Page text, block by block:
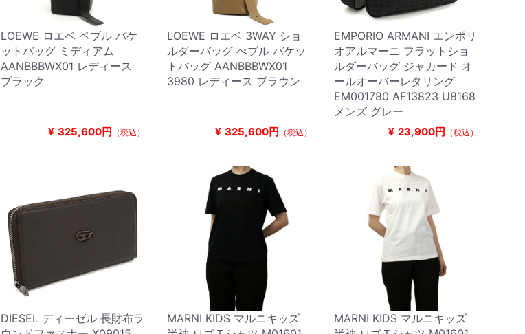
LOEWE ロエベ ペブル バケ
ットバッグ ミディアム
AANBBBWX01 レディース
ブラック
¥ 325,600円 （税込）
LOEWE ロエベ 3WAY ショ
ルダーバッグ ぺブル バケッ
トバッグ AANBBBWX01
3980 レディース ブラウン
¥ 325,600円 （税込）
EMPORIO ARMANI エンポリ
オアルマーニ フラットショ
ルダーバッグ ジャカード オ
ールオーバーレタリング
EM001780 AF13823 U8168
メンズ グレー
¥ 23,900円 （税込）
DIESEL ディーゼル 長財布ラ
MARNI KIDS マルニキッズ
MARNI KIDS マルニキッズ